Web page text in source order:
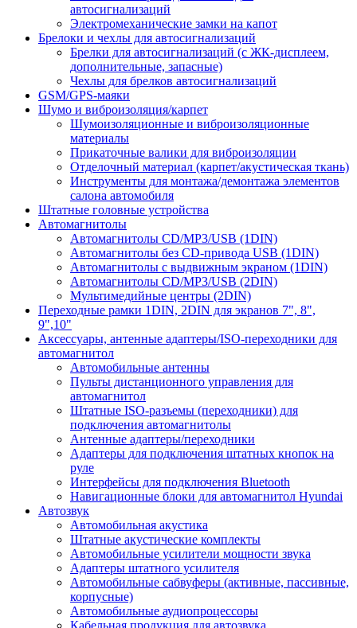
автосигнализаций
Электромеханические замки на капот
Брелоки и чехлы для автосигнализаций
Брелки для автосигнализаций (с ЖК-дисплеем,
дополнительные, запасные)
Чехлы для брелков автосигнализаций
GSM/GPS-маяки
Шумо и виброизоляция/карпет
Шумоизоляционные и виброизоляционные
материалы
Прикаточные валики для виброизоляции
Отделочный материал (карпет/акустическая ткань)
Инструменты для монтажа/демонтажа элементов
салона автомобиля
Штатные головные устройства
Автомагнитолы
Автомагнитолы CD/MP3/USB (1DIN)
Автомагнитолы без CD-привода USB (1DIN)
Автомагнитолы с выдвижным экраном (1DIN)
Автомагнитолы CD/MP3/USB (2DIN)
Мультимедийные центры (2DIN)
Переходные рамки 1DIN, 2DIN для экранов 7", 8",
9",10"
Аксессуары, антенные адаптеры/ISO-переходники для
автомагнитол
Автомобильные антенны
Пульты дистанционного управления для
автомагнитол
Штатные ISO-разъемы (переходники) для
подключения автомагнитолы
Антенные адаптеры/переходники
Адаптеры для подключения штатных кнопок на
руле
Интерфейсы для подключения Bluetooth
Навигационные блоки для автомагнитол Hyundai
Автозвук
Автомобильная акустика
Штатные акустические комплекты
Автомобильные усилители мощности звука
Адаптеры штатного усилителя
Автомобильные сабвуферы (активные, пассивные,
корпусные)
Автомобильные аудиопроцессоры
Кабельная продукция для автозвука